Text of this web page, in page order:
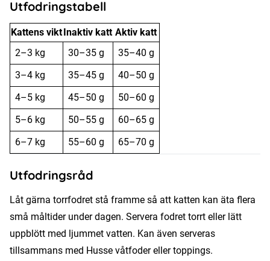
Utfodringstabell
Kattens viktInaktiv katt Aktiv katt
2–3 kg
30–35 g
35–40 g
3–4 kg
35–45 g
40–50 g
4–5 kg
45–50 g
50–60 g
5–6 kg
50–55 g
60–65 g
6–7 kg
55–60 g 65–70 g
Utfodringsråd
Låt gärna torrfodret stå framme så att katten kan äta flera
små måltider under dagen. Servera fodret torrt eller lätt
uppblött med ljummet vatten. Kan även serveras
tillsammans med Husse våtfoder eller toppings.